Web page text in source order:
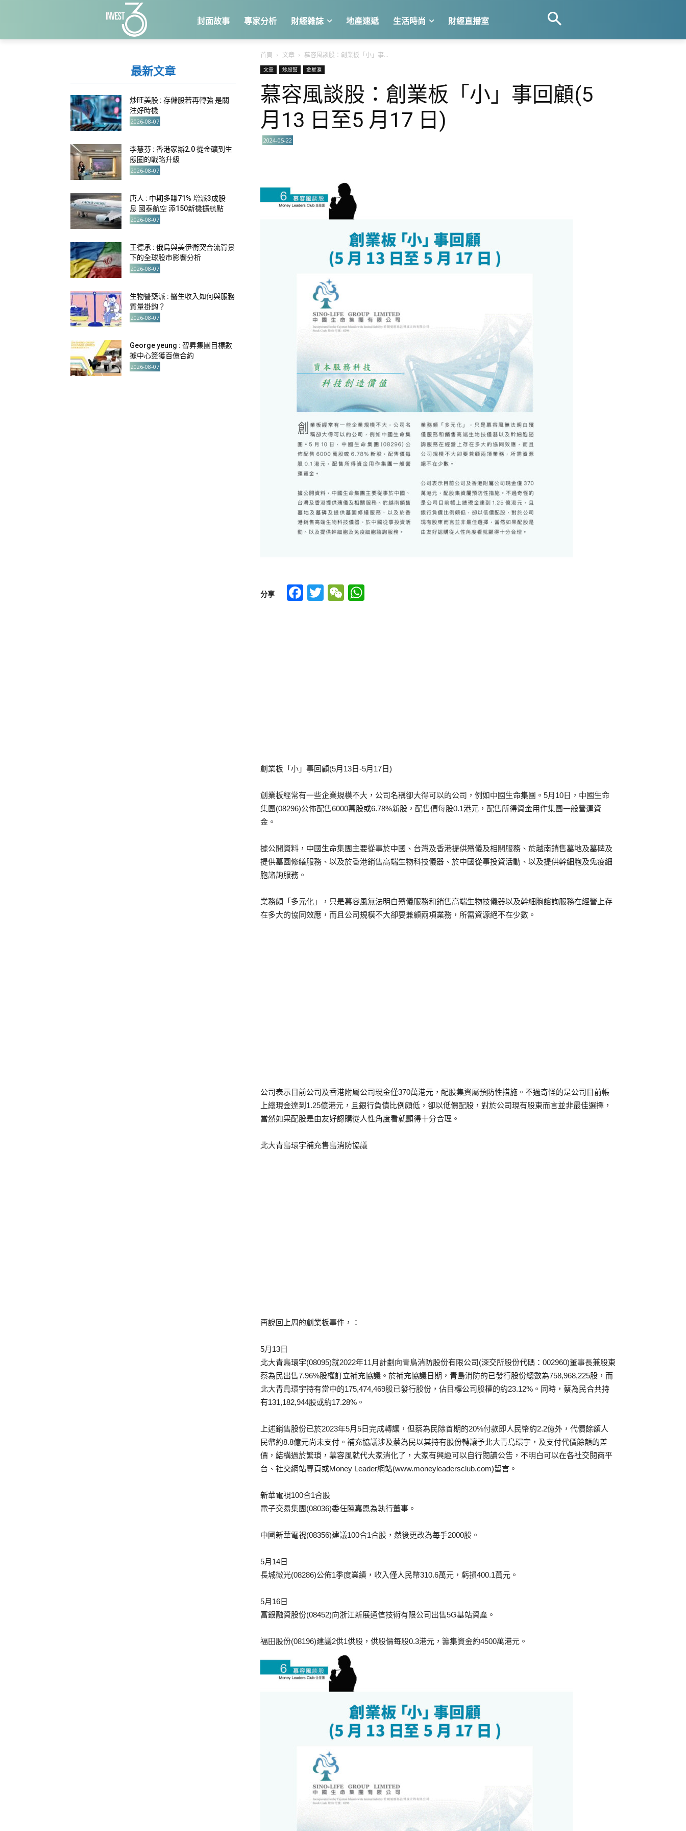
封面故事 專家分析 財經雜誌 地產速遞 生活時尚 財經直播室
首頁 文章 慕容風談股：創業板「小」事...
文章 炒股幫 金星滙
慕容風談股：創業板「小」事回顧(5
月13 日至5 月17 日)
2024-05-22
分享 Facebook
TwitterWeChat
創業板「小」事回顧(5月13日-5月17日)
創業板經常有一些企業規模不大，公司名稱卻大得可以的公司，例如中國生命集團。5月10日，中國生命
集團(08296)公佈配售6000萬股或6.78%新股，配售價每股0.1港元，配售所得資金用作集團一般營運資
金。
據公開資料，中國生命集團主要從事於中國、台灣及香港提供殯儀及相關服務、於越南銷售墓地及墓碑及
提供墓園修繕服務、以及於香港銷售高端生物科技儀器、於中國從事投資活動、以及提供幹細胞及免疫細
胞諮詢服務。
業務頗「多元化」，只是慕容風無法明白殯儀服務和銷售高端生物技儀器以及幹細胞諮詢服務在經營上存
在多大的協同效應，而且公司規模不大卻要兼顧兩項業務，所需資源絕不在少數。
公司表示目前公司及香港附屬公司現金僅370萬港元，配股集資屬預防性措施。不過奇怪的是公司目前帳
上總現金達到1.25億港元，且銀行負債比例頗低，卻以低價配股，對於公司現有股東而言並非最佳選擇，
當然如果配股是由友好認購從人性角度看就顯得十分合理。
北大青島環宇補充售島消防協議
再說回上周的創業板事件，：
5月13日
北大青鳥環宇(08095)就2022年11月計劃向青鳥消防股份有限公司(深交所股份代碼：002960)董事長兼股東
蔡為民出售7.96%股權訂立補充協議。於補充協議日期，青島消防的已發行股份總數為758,968,225股，而
北大青鳥環宇持有當中的175,474,469股已發行股份，佔目標公司股權的約23.12%。同時，蔡為民合共持
有131,182,944股或約17.28%。
上述銷售股份已於2023年5月5日完成轉讓，但蔡為民除首期的20%付款即人民幣約2.2億外，代價餘額人
民幣約8.8億元尚未支付。補充協議涉及蔡為民以其持有股份轉讓予北大青島環宇，及支付代價餘額的差
價，結構過於繁瑣，慕容風就代大家消化了，大家有興趣可以自行閱讀公告，不明白可以在各社交閱商平
台、社交網站專頁或Money Leader網站(www.moneyleadersclub.com)留言。
新華電視100合1合股
電子交易集團(08036)委任陳嘉恩為執行董事。
中國新華電視(08356)建議100合1合股，然後更改為每手2000股。
5月14日
長城微光(08286)公佈1季度業績，收入僅人民幣310.6萬元，虧損400.1萬元。
5月16日
富銀融資股份(08452)向浙江新展通信技術有限公司出售5G基站資產。
福田股份(08196)建議2供1供股，供股價每股0.3港元，籌集資金約4500萬港元。
最新文章
炒旺美股 : 存儲股若再轉強 是關
注好時機
2026-08-07
李慧芬 : 香港家辦2.0 從金礦到生
態圈的戰略升級
2026-08-07
唐人 : 中期多賺71% 增派3成股
息 國泰航空 添150新機擴航點
2026-08-07
王德承 : 俄烏與美伊衝突合流背景
下的全球股市影響分析
2026-08-07
生物醫藥派 : 醫生收入如何與服務
質量掛鈎？
2026-08-07
George yeung : 智昇集團目標數
據中心簽獲百億合約
2026-08-07